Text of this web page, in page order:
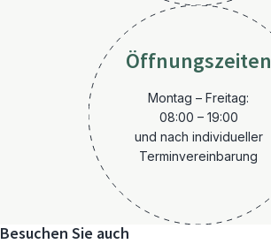
Öffnungszeiten
Montag – Freitag:
08:00 – 19:00
und nach individueller
Terminvereinbarung
Besuchen Sie auch